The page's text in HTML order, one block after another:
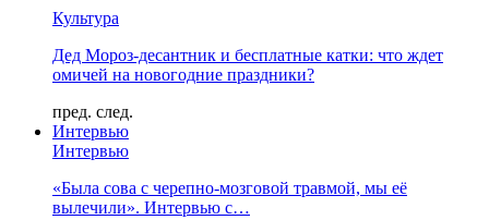
Культура
Дед Мороз-десантник и бесплатные катки: что ждет
омичей на новогодние праздники?
пред. след.
Интервью
Интервью
«Была сова с черепно-мозговой травмой, мы её
вылечили». Интервью с…